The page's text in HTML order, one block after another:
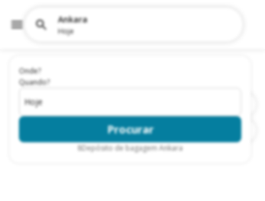
Onde?
Quando?
Hoje
Procurar
8Depósito de bagagem Ankara
Ankara
Hoje